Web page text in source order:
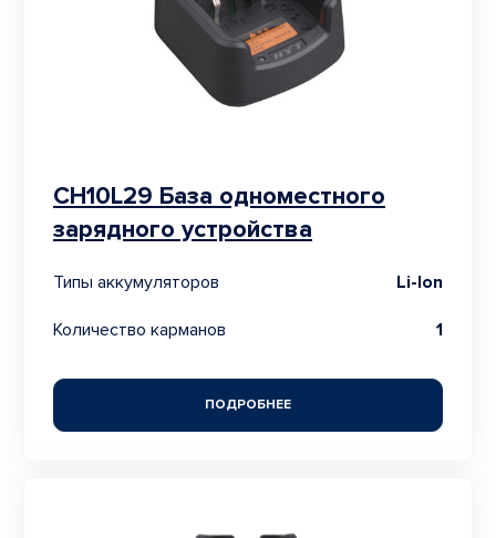
CH10L29 База одноместного
зарядного устройства
Типы аккумуляторов Li-Ion
Количество карманов 1
ПОДРОБНЕЕ